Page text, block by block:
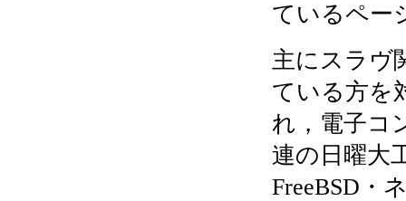
ているペー
主にスラヴ
ている方を
れ，電子コ
連の日曜大
FreeBSD・